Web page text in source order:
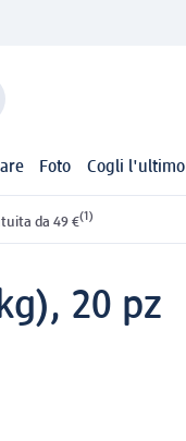
Foto Cogli l'ultimo
da 49 €(1)
20 pz